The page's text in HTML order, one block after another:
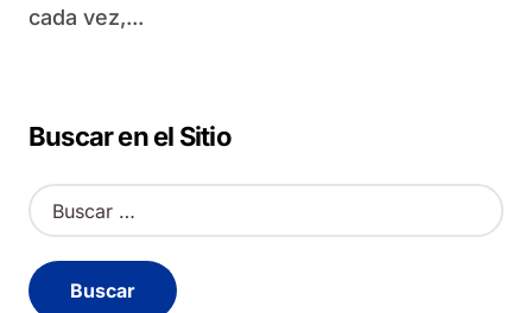
cada vez,...
Buscar en el Sitio
B
u
c
a